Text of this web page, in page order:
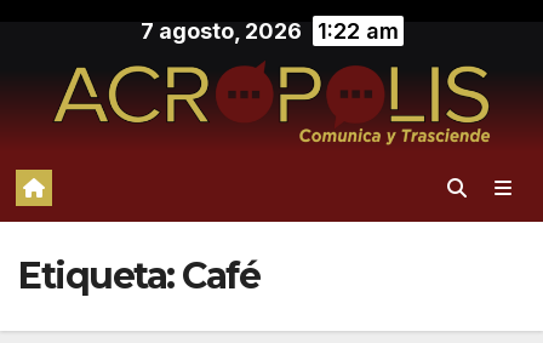
contenido
7 agosto, 2026 1:22 am
Etiqueta:Café